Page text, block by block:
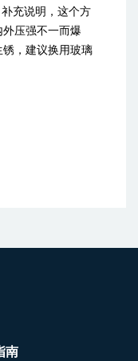
充说明，这个方
压强不一而爆
，建议换用玻璃
南